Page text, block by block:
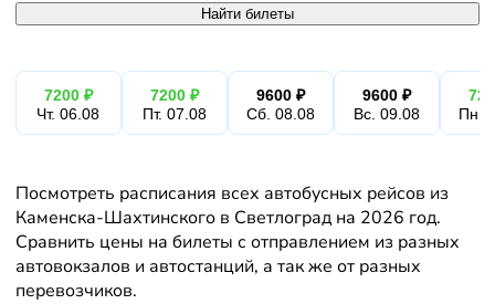
Найти билеты
7200 ₽
Чт. 06.08
7200 ₽
Пт. 07.08
9600 ₽
Сб. 08.08
9600 ₽
Вс. 09.08
Пн.
Посмотреть расписания всех автобусных рейсов из
Каменска-Шахтинского в Светлоград на 2026 год.
Сравнить цены на билеты с отправлением из разных
автовокзалов и автостанций, а так же от разных
перевозчиков.